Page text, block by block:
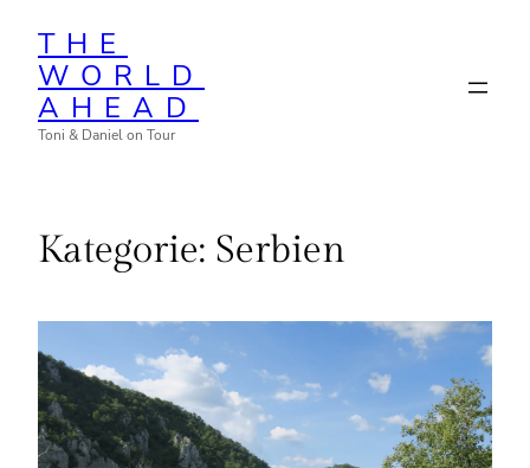
Inhalt
springen
THE
WORLD
AHEAD
Toni & Daniel on Tour
Kategorie: Serbien